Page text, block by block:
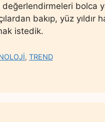
değerlendirmeleri bolca
bakıp, yüz yıldır
istedik.
,TREND